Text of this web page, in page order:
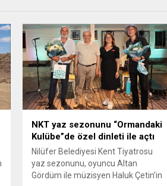
NKT yaz sezonunu “Ormandaki
Kulübe”de özel dinleti ile açtı
Nilüfer Belediyesi Kent Tiyatrosu
yaz sezonunu, oyuncu Altan
Gördüm ile müzisyen Haluk Çetin’in